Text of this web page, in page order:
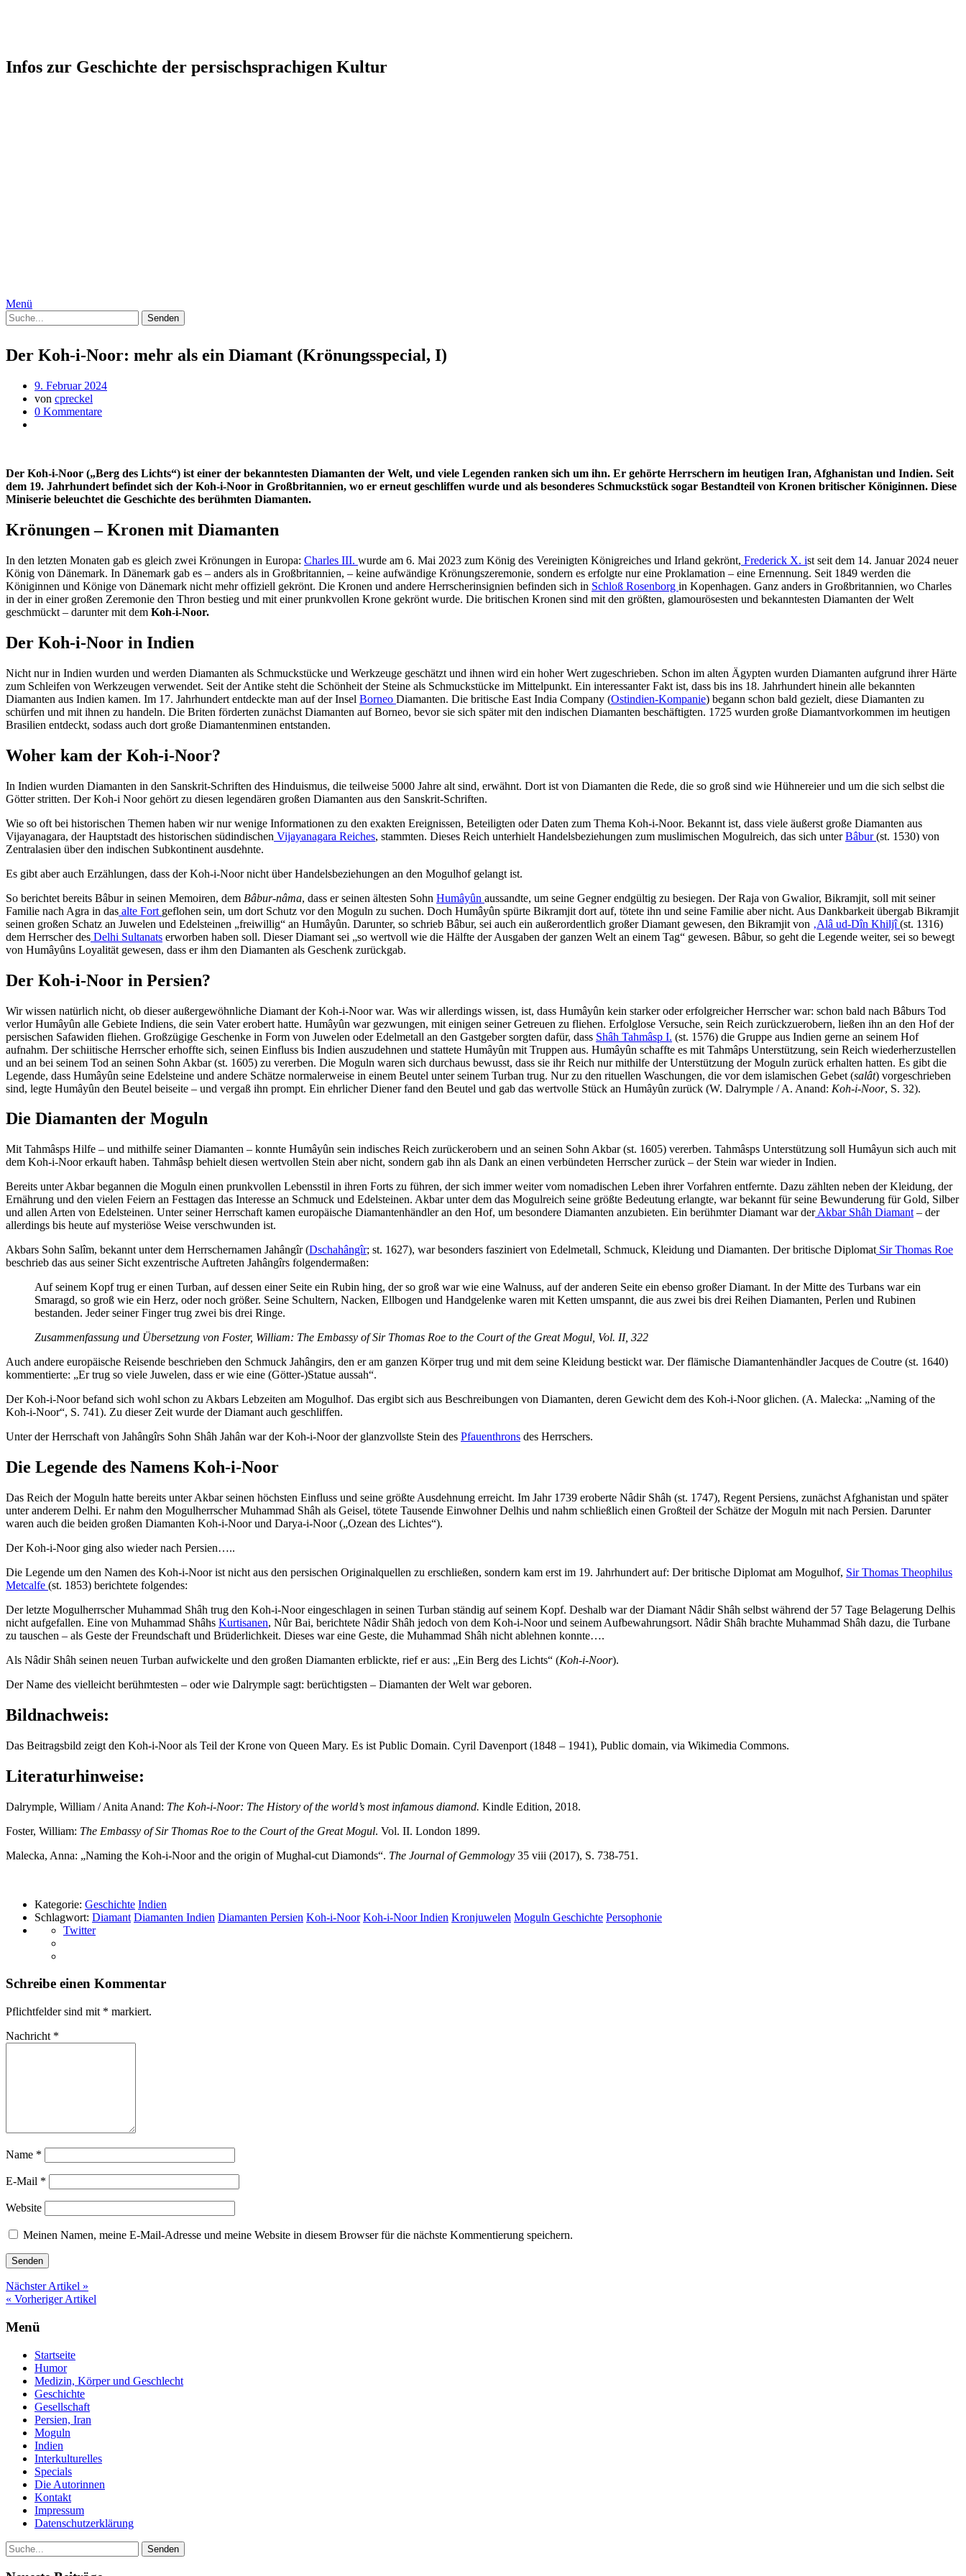
Infos zur Geschichte der persischsprachigen Kultur
Menü
Der Koh-i-Noor: mehr als ein Diamant (Krönungsspecial, I)
9. Februar 2024
von cpreckel
0 Kommentare
Der Koh-i-Noor („Berg des Lichts“) ist einer der bekanntesten Diamanten der Welt, und viele Legenden ranken sich um ihn. Er gehörte Herrschern im heutigen Iran, Afghanistan und Indien. Seit
dem 19. Jahrhundert befindet sich der Koh-i-Noor in Großbritannien, wo er erneut geschliffen wurde und als besonderes Schmuckstück sogar Bestandteil von Kronen britischer Königinnen. Diese
Miniserie beleuchtet die Geschichte des berühmten Diamanten.
Krönungen – Kronen mit Diamanten
In den letzten Monaten gab es gleich zwei Krönungen in Europa: Charles III. wurde am 6. Mai 2023 zum König des Vereinigten Königreiches und Irland gekrönt, Frederick X. ist seit dem 14. Januar 2024 neuer
König von Dänemark. In Dänemark gab es – anders als in Großbritannien, – keine aufwändige Krönungszeremonie, sondern es erfolgte nur eine Proklamation – eine Ernennung. Seit 1849 werden die
Königinnen und Könige von Dänemark nicht mehr offiziell gekrönt. Die Kronen und andere Herrscherinsignien befinden sich in Schloß Rosenborg in Kopenhagen. Ganz anders in Großbritannien, wo Charles
in der in einer großen Zeremonie den Thron bestieg und mit einer prunkvollen Krone gekrönt wurde. Die britischen Kronen sind mit den größten, glamourösesten und bekanntesten Diamanten der Welt
geschmückt – darunter mit dem Koh-i-Noor.
Der Koh-i-Noor in Indien
Nicht nur in Indien wurden und werden Diamanten als Schmuckstücke und Werkzeuge geschätzt und ihnen wird ein hoher Wert zugeschrieben. Schon im alten Ägypten wurden Diamanten aufgrund ihrer Härte
zum Schleifen von Werkzeugen verwendet. Seit der Antike steht die Schönheit der Steine als Schmuckstücke im Mittelpunkt. Ein interessanter Fakt ist, dass bis ins 18. Jahrhundert hinein alle bekannten
Diamanten aus Indien kamen. Im 17. Jahrhundert entdeckte man auf der Insel Borneo Diamanten. Die britische East India Company (Ostindien-Kompanie) begann schon bald gezielt, diese Diamanten zu
schürfen und mit ihnen zu handeln. Die Briten förderten zunächst Diamanten auf Borneo, bevor sie sich später mit den indischen Diamanten beschäftigten. 1725 wurden große Diamantvorkommen im heutigen
Brasilien entdeckt, sodass auch dort große Diamantenminen entstanden.
Woher kam der Koh-i-Noor?
In Indien wurden Diamanten in den Sanskrit-Schriften des Hinduismus, die teilweise 5000 Jahre alt sind, erwähnt. Dort ist von Diamanten die Rede, die so groß sind wie Hühnereier und um die sich selbst die
Götter stritten. Der Koh-i Noor gehört zu diesen legendären großen Diamanten aus den Sanskrit-Schriften.
Wie so oft bei historischen Themen haben wir nur wenige Informationen zu den exakten Ereignissen, Beteiligten oder Daten zum Thema Koh-i-Noor. Bekannt ist, dass viele äußerst große Diamanten aus
Vijayanagara, der Hauptstadt des historischen südindischen Vijayanagara Reiches, stammten. Dieses Reich unterhielt Handelsbeziehungen zum muslimischen Mogulreich, das sich unterBâbur(st. 1530) von
Zentralasien über den indischen Subkontinent ausdehnte.
Es gibt aber auch Erzählungen, dass der Koh-i-Noor nicht über Handelsbeziehungen an den Mogulhof gelangt ist.
So berichtet bereits Bâbur in seinen Memoiren, dem Bâbur-nâma, dass er seinen ältesten Sohn Humâyûn aussandte, um seine Gegner endgültig zu besiegen. Der Raja von Gwalior, Bikramjit, soll mit seiner
Familie nach Agra in das alte Fort geflohen sein, um dort Schutz vor den Moguln zu suchen. Doch Humâyûn spürte Bikramjit dort auf, tötete ihn und seine Familie aber nicht. Aus Dankbarkeit übergab Bikramjit
seinen großen Schatz an Juwelen und Edelsteinen „freiwillig“ an Humâyûn. Darunter, so schrieb Bâbur, sei auch ein außerordentlich großer Diamant gewesen, den Bikramjit von ‚Alâ ud-Dîn Khiljî(st. 1316)
dem Herrscher des Delhi Sultanats erworben haben soll. Dieser Diamant sei „so wertvoll wie die Hälfte der Ausgaben der ganzen Welt an einem Tag“ gewesen. Bâbur, so geht die Legende weiter, sei so bewegt
von Humâyûns Loyalität gewesen, dass er ihm den Diamanten als Geschenk zurückgab.
Der Koh-i-Noor in Persien?
Wir wissen natürlich nicht, ob dieser außergewöhnliche Diamant der Koh-i-Noor war. Was wir allerdings wissen, ist, dass Humâyûn kein starker oder erfolgreicher Herrscher war: schon bald nach Bâburs Tod
verlor Humâyûn alle Gebiete Indiens, die sein Vater erobert hatte. Humâyûn war gezwungen, mit einigen seiner Getreuen zu fliehen. Erfolglose Versuche, sein Reich zurückzuerobern, ließen ihn an den Hof der
persischen Safawiden fliehen. Großzügige Geschenke in Form von Juwelen oder Edelmetall an den Gastgeber sorgten dafür, dass Shâh Tahmâsp I. (st. 1576) die Gruppe aus Indien gerne an seinem Hof
aufnahm. Der schiitische Herrscher erhoffte sich, seinen Einfluss bis Indien auszudehnen und stattete Humâyûn mit Truppen aus. Humâyûn schaffte es mit Tahmâps Unterstützung, sein Reich wiederherzustellen
und an bei seinem Tod an seinen Sohn Akbar (st. 1605) zu vererben. Die Moguln waren sich durchaus bewusst, dass sie ihr Reich nur mithilfe der Unterstützung der Moguln zurück erhalten hatten. Es gibt die
Legende, dass Humâyûn seine Edelsteine und andere Schätze normalerweise in einem Beutel unter seinem Turban trug. Nur zu den rituellen Waschungen, die vor dem islamischen Gebet (salât) vorgeschrieben
sind, legte Humâyûn den Beutel beiseite – und vergaß ihn prompt. Ein ehrlicher Diener fand den Beutel und gab das wertvolle Stück an Humâyûn zurück (W. Dalrymple / A. Anand: Koh-i-Noor, S. 32).
Die Diamanten der Moguln
Mit Tahmâsps Hilfe – und mithilfe seiner Diamanten – konnte Humâyûn sein indisches Reich zurückerobern und an seinen Sohn Akbar (st. 1605) vererben. Tahmâsps Unterstützung soll Humâyun sich auch mit
dem Koh-i-Noor erkauft haben. Tahmâsp behielt diesen wertvollen Stein aber nicht, sondern gab ihn als Dank an einen verbündeten Herrscher zurück – der Stein war wieder in Indien.
Bereits unter Akbar begannen die Moguln einen prunkvollen Lebensstil in ihren Forts zu führen, der sich immer weiter vom nomadischen Leben ihrer Vorfahren entfernte. Dazu zählten neben der Kleidung, der
Ernährung und den vielen Feiern an Festtagen das Interesse an Schmuck und Edelsteinen. Akbar unter dem das Mogulreich seine größte Bedeutung erlangte, war bekannt für seine Bewunderung für Gold, Silber
und allen Arten von Edelsteinen. Unter seiner Herrschaft kamen europäische Diamantenhändler an den Hof, um besondere Diamanten anzubieten. Ein berühmter Diamant war derAkbar Shâh Diamant – der
allerdings bis heute auf mysteriöse Weise verschwunden ist.
Akbars Sohn Salîm, bekannt unter dem Herrschernamen Jahângîr (Dschahângîr; st. 1627), war besonders fasziniert von Edelmetall, Schmuck, Kleidung und Diamanten. Der britische Diplomat Sir Thomas Roe
beschrieb das aus seiner Sicht exzentrische Auftreten Jahângîrs folgendermaßen:
Auf seinem Kopf trug er einen Turban, auf dessen einer Seite ein Rubin hing, der so groß war wie eine Walnuss, auf der anderen Seite ein ebenso großer Diamant. In der Mitte des Turbans war ein
Smaragd, so groß wie ein Herz, oder noch größer. Seine Schultern, Nacken, Ellbogen und Handgelenke waren mit Ketten umspannt, die aus zwei bis drei Reihen Diamanten, Perlen und Rubinen
bestanden. Jeder seiner Finger trug zwei bis drei Ringe.
Zusammenfassung und Übersetzung von Foster, William: The Embassy of Sir Thomas Roe to the Court of the Great Mogul, Vol. II, 322
Auch andere europäische Reisende beschrieben den Schmuck Jahângirs, den er am ganzen Körper trug und mit dem seine Kleidung bestickt war. Der flämische Diamantenhändler Jacques de Coutre (st. 1640)
kommentierte: „Er trug so viele Juwelen, dass er wie eine (Götter-)Statue aussah“.
Der Koh-i-Noor befand sich wohl schon zu Akbars Lebzeiten am Mogulhof. Das ergibt sich aus Beschreibungen von Diamanten, deren Gewicht dem des Koh-i-Noor glichen. (A. Malecka: „Naming of the
Koh-i-Noor“, S. 741). Zu dieser Zeit wurde der Diamant auch geschliffen.
Unter der Herrschaft von Jahângîrs Sohn Shâh Jahân war der Koh-i-Noor der glanzvollste Stein des Pfauenthrons des Herrschers.
Die Legende des Namens Koh-i-Noor
Das Reich der Moguln hatte bereits unter Akbar seinen höchsten Einfluss und seine größte Ausdehnung erreicht. Im Jahr 1739 eroberte Nâdir Shâh (st. 1747), Regent Persiens, zunächst Afghanistan und später
unter anderem Delhi. Er nahm den Mogulherrscher Muhammad Shâh als Geisel, tötete Tausende Einwohner Delhis und nahm schließlich einen Großteil der Schätze der Moguln mit nach Persien. Darunter
waren auch die beiden großen Diamanten Koh-i-Noor und Darya-i-Noor („Ozean des Lichtes“).
Der Koh-i-Noor ging also wieder nach Persien…..
Die Legende um den Namen des Koh-i-Noor ist nicht aus den persischen Originalquellen zu erschließen, sondern kam erst im 19. Jahrhundert auf: Der britische Diplomat am Mogulhof, Sir Thomas Theophilus
Metcalfe (st. 1853) berichtete folgendes:
Der letzte Mogulherrscher Muhammad Shâh trug den Koh-i-Noor eingeschlagen in seinen Turban ständig auf seinem Kopf. Deshalb war der Diamant Nâdir Shâh selbst während der 57 Tage Belagerung Delhis
nicht aufgefallen. Eine von Muhammad Shâhs Kurtisanen, Nûr Bai, berichtete Nâdir Shâh jedoch von dem Koh-i-Noor und seinem Aufbewahrungsort. Nâdir Shâh brachte Muhammad Shâh dazu, die Turbane
zu tauschen – als Geste der Freundschaft und Brüderlichkeit. Dieses war eine Geste, die Muhammad Shâh nicht ablehnen konnte….
Als Nâdir Shâh seinen neuen Turban aufwickelte und den großen Diamanten erblickte, rief er aus: „Ein Berg des Lichts“ (Koh-i-Noor).
Der Name des vielleicht berühmtesten – oder wie Dalrymple sagt: berüchtigsten – Diamanten der Welt war geboren.
Bildnachweis:
Das Beitragsbild zeigt den Koh-i-Noor als Teil der Krone von Queen Mary. Es ist Public Domain. Cyril Davenport (1848 – 1941), Public domain, via Wikimedia Commons.
Literaturhinweise:
Dalrymple, William / Anita Anand: The Koh-i-Noor: The History of the world’s most infamous diamond. Kindle Edition, 2018.
Foster, William: The Embassy of Sir Thomas Roe to the Court of the Great Mogul. Vol. II. London 1899.
Malecka, Anna: „Naming the Koh-i-Noor and the origin of Mughal-cut Diamonds“. The Journal of Gemmology 35 viii (2017), S. 738-751.
Kategorie: Geschichte Indien
Schlagwort: Diamant Diamanten Indien Diamanten Persien Koh-i-Noor Koh-i-Noor Indien Kronjuwelen Moguln Geschichte Persophonie
Twitter
Schreibe einen Kommentar
Pflichtfelder sind mit * markiert.
Nachricht *
Name *
E-Mail *
Website
Meinen Namen, meine E-Mail-Adresse und meine Website in diesem Browser für die nächste Kommentierung speichern.
Nächster Artikel »
« Vorheriger Artikel
Menü
Startseite
Humor
Medizin, Körper und Geschlecht
Geschichte
Gesellschaft
Persien, Iran
Moguln
Indien
Interkulturelles
Specials
Die Autorinnen
Kontakt
Impressum
Datenschutzerklärung